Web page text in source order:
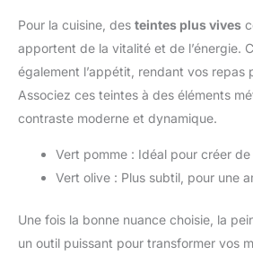
Pour la cuisine, des teintes plus vives
apportent de la vitalité et de l’énergie.
également l’appétit, rendant vos repas
Associez ces teintes à des éléments
contraste moderne et dynamique.
Vert pomme : Idéal pour créer de
Vert olive : Plus subtil, pour une
Une fois la bonne nuance choisie, la
un outil puissant pour transformer vos